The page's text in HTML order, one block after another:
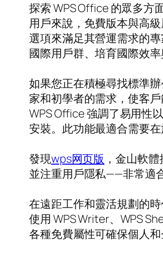
探索 WPS Office 的眾多方
用戶來說，免費版本與高
選項來滿足其營運需求的
國際用戶群、培育國際效率
如果您正在積極尋找標準
家和初學者的需求，使客
WPS Office 強調了易用性
安裝。此功能最適合需要
發現wps网页版 ，金山軟
並注重用戶隱私——非常適
在遠距工作和靈活規劃的
使用 WPS Writer、WPS
各種免費屬性可確保個人